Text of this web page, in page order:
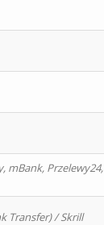
mBank, Przelewy24,
Transfer) / Skrill